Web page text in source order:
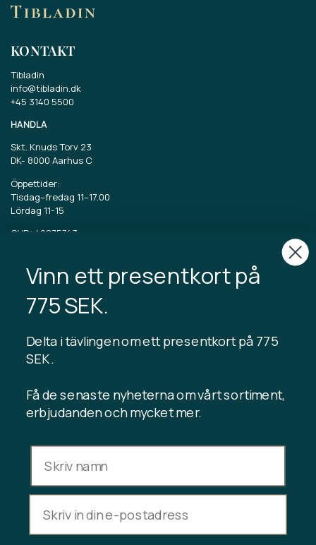
KONTAKT
Tibladin
info@tibladin.dk
+45 3140 5500
HANDLA
Skt. Knuds Torv 23
DK- 8000 Aarhus C
Öppettider:
Tisdag–fredag 11–17.00
Lördag 11-15
CVR: 40875743
TIBLADIN
Om Tibladin
Blogg
Registrera kundklubb
Kontakta oss
INFORMATION
Integritetspolicy
Vinn ett presentkort på
775 SEK.
Delta i tävlingen om ett presentkort på 775
SEK .
Få de senaste nyheterna om vårt sortiment,
erbjudanden och mycket mer.